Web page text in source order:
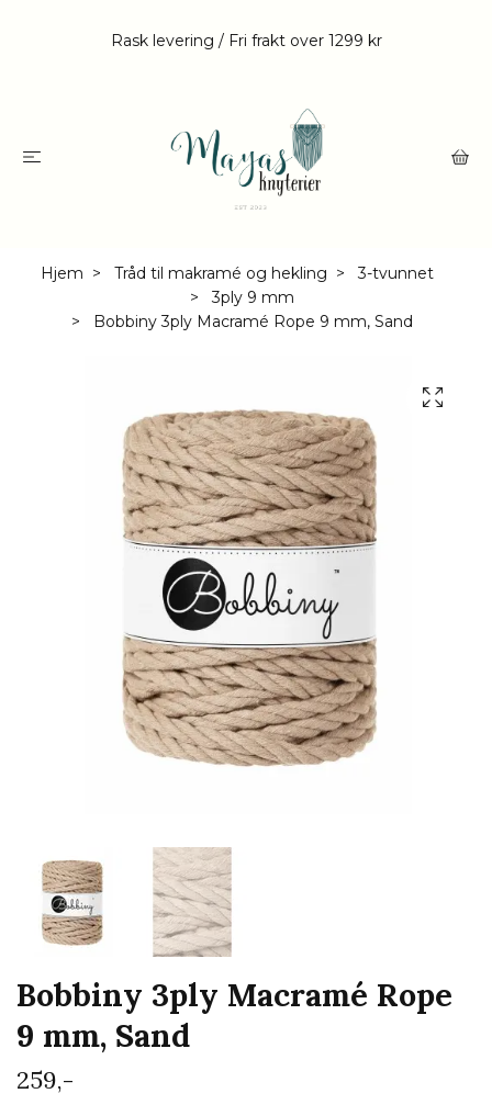
Rask levering / Fri frakt over 1299 kr
Hjem Tråd til makramé og hekling
3-tvunnet
3ply 9 mm
Bobbiny 3ply Macramé Rope 9 mm, Sand
Bobbiny 3ply Macramé Rope
9 mm, Sand
259,-